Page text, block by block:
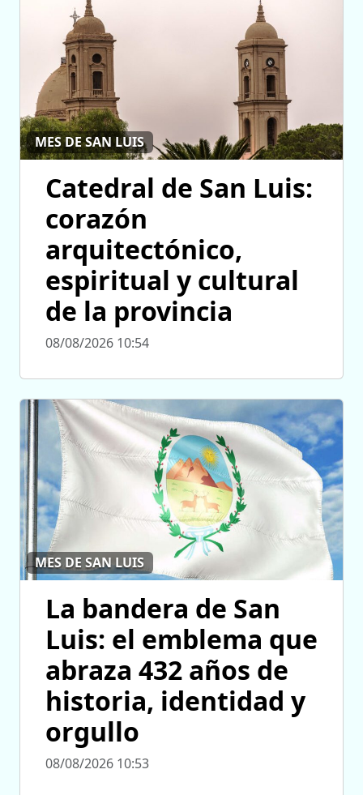
MES DE SAN LUIS
Catedral de San Luis:
corazón
arquitectónico,
espiritual y cultural
de la provincia
08/08/2026 10:54
MES DE SAN LUIS
La bandera de San
Luis: el emblema que
abraza 432 años de
historia, identidad y
orgullo
08/08/2026 10:53